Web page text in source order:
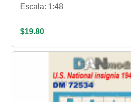
Escala: 1:48
$19.80